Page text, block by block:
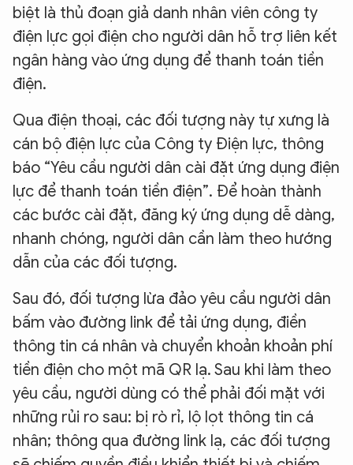
biệt là thủ đoạn giả danh nhân viên công ty
điện lực gọi điện cho người dân hỗ trợ liên kết
ngân hàng vào ứng dụng để thanh toán tiền
điện.
Qua điện thoại, các đối tượng này tự xưng là
cán bộ điện lực của Công ty Điện lực, thông
báo “Yêu cầu người dân cài đặt ứng dụng điện
lực để thanh toán tiền điện”. Để hoàn thành
các bước cài đặt, đăng ký ứng dụng dễ dàng,
nhanh chóng, người dân cần làm theo hướng
dẫn của các đối tượng.
Sau đó, đối tượng lừa đảo yêu cầu người dân
bấm vào đường link để tải ứng dụng, điền
thông tin cá nhân và chuyển khoản khoản phí
tiền điện cho một mã QR lạ. Sau khi làm theo
yêu cầu, người dùng có thể phải đối mặt với
những rủi ro sau: bị rò rỉ, lộ lọt thông tin cá
nhân; thông qua đường link lạ, các đối tượng